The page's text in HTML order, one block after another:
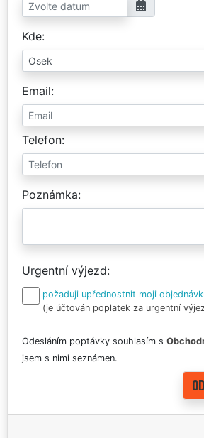
Kde
Email
Telefon
Poznámka
Urgentní výjezd
požaduji upřednostnit moji
(je účtován poplatek za urgentní
Odesláním poptávky souhlasím s
jsem s nimi seznámen.